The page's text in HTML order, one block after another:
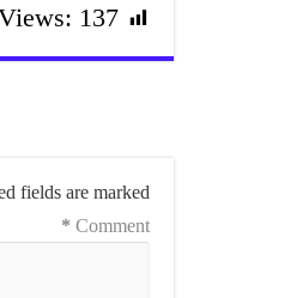
137
fields are marked
Comment
*